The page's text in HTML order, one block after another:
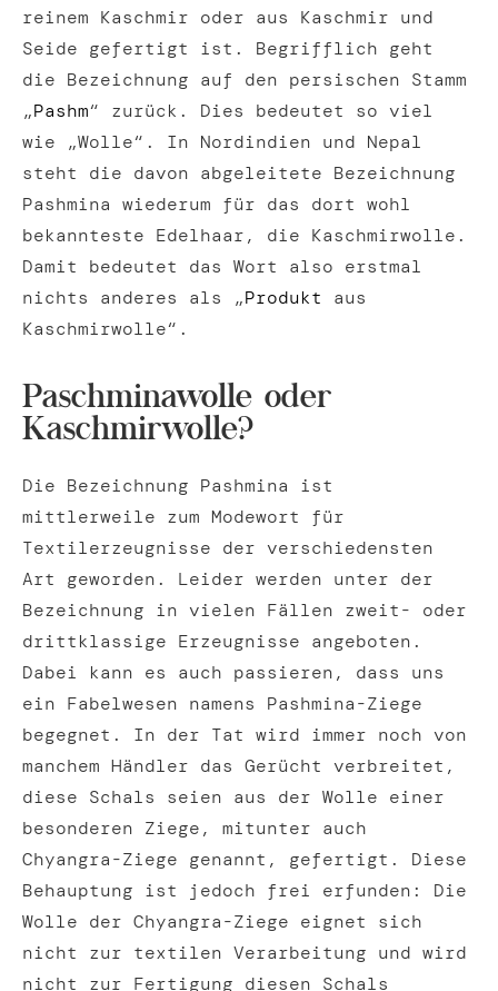
reinem Kaschmir oder aus Kaschmir und
Seide gefertigt ist. Begrifflich geht
die Bezeichnung auf den persischen Stamm
„Pashm“ zurück. Dies bedeutet so viel
wie „Wolle“. In Nordindien und Nepal
steht die davon abgeleitete Bezeichnung
Pashmina wiederum für das dort wohl
bekannteste Edelhaar, die Kaschmirwolle.
Damit bedeutet das Wort also erstmal
nichts anderes als „Produkt aus
Kaschmirwolle“.
Paschminawolle oder
Kaschmirwolle?
Die Bezeichnung Pashmina ist
mittlerweile zum Modewort für
Textilerzeugnisse der verschiedensten
Art geworden. Leider werden unter der
Bezeichnung in vielen Fällen zweit- oder
drittklassige Erzeugnisse angeboten.
Dabei kann es auch passieren, dass uns
ein Fabelwesen namens Pashmina-Ziege
begegnet. In der Tat wird immer noch von
manchem Händler das Gerücht verbreitet,
diese Schals seien aus der Wolle einer
besonderen Ziege, mitunter auch
Chyangra-Ziege genannt, gefertigt. Diese
Behauptung ist jedoch frei erfunden: Die
Wolle der Chyangra-Ziege eignet sich
nicht zur textilen Verarbeitung und wird
nicht zur Fertigung diesen Schals